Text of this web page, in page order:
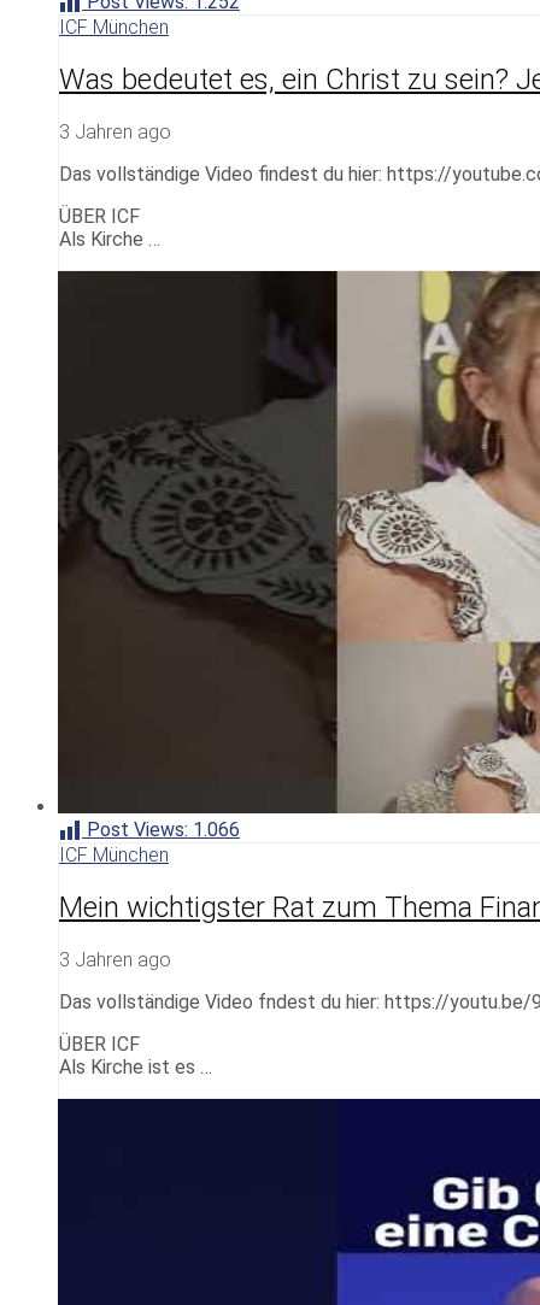
ICF München
Was bedeutet es, ein Christ zu sein?
3 Jahren ago
Das vollständige Video findest du hier: https://
ÜBER ICF
Als Kirche …
Post Views: 1.066
ICF München
Mein wichtigster Rat zum Thema
3 Jahren ago
Das vollständige Video fndest du hier: https://youtu.be/
ÜBER ICF
Als Kirche ist es …